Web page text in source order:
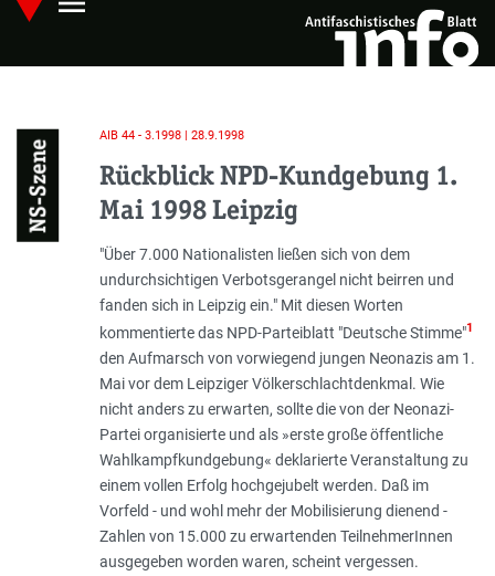
Skip
main
Hauptmenü öffnen
NS-Szene
AIB 44 - 3.1998 | 28.9.1998
Rückblick NPD-Kundgebung 1.
Mai 1998 Leipzig
Einleitung
"Über 7.000 Nationalisten ließen sich von dem
undurchsichtigen Verbotsgerangel nicht beirren und
fanden sich in Leipzig ein." Mit diesen Worten
kommentierte das NPD-Parteiblatt "Deutsche Stimme"1
den Aufmarsch von vorwiegend jungen Neonazis am 1.
Mai vor dem Leipziger Völkerschlachtdenkmal. Wie
nicht anders zu erwarten, sollte die von der Neonazi-
Partei organisierte und als »erste große öffentliche
Wahlkampfkundgebung« deklarierte Veranstaltung zu
einem vollen Erfolg hochgejubelt werden. Daß im
Vorfeld - und wohl mehr der Mobilisierung dienend -
Zahlen von 15.000 zu erwartenden TeilnehmerInnen
ausgegeben worden waren, scheint vergessen.